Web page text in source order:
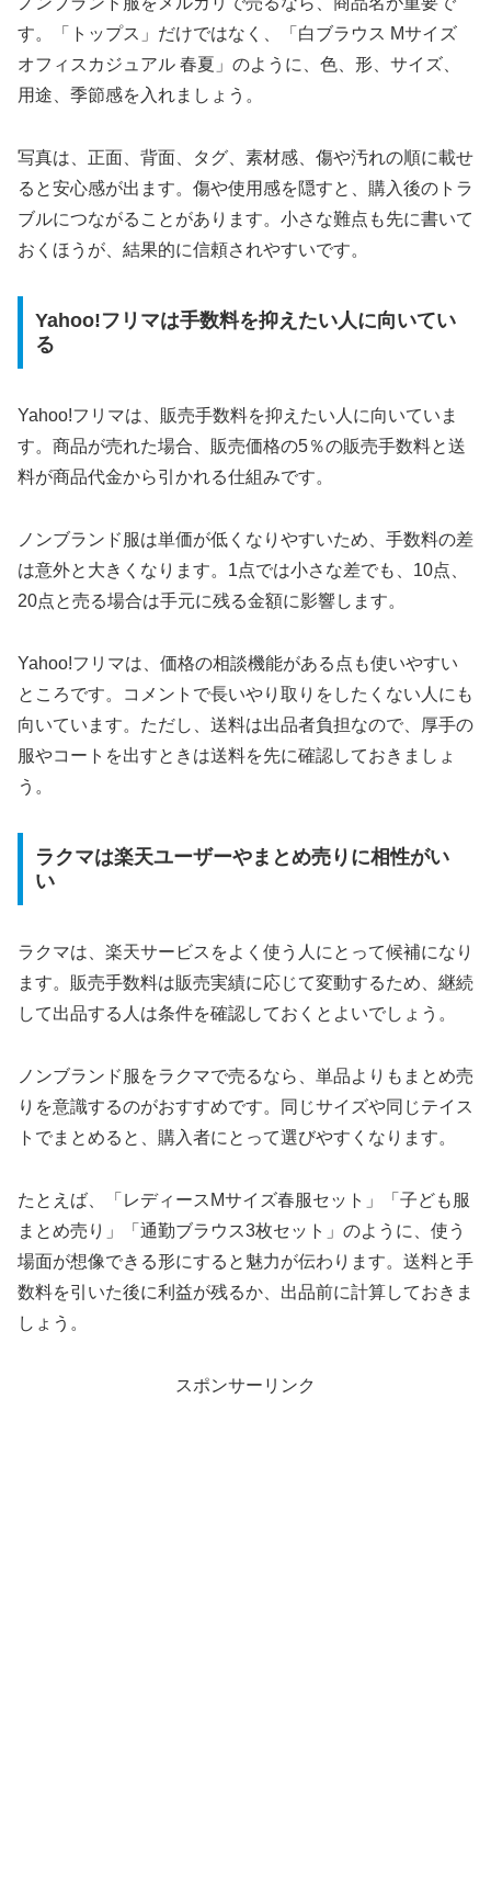
す。「トップス」だけではなく、「白ブラウス Mサイズ
オフィスカジュアル 春夏」のように、色、形、サイズ、
用途、季節感を入れましょう。
写真は、正面、背面、タグ、素材感、傷や汚れの順に載せ
ると安心感が出ます。傷や使用感を隠すと、購入後のトラ
ブルにつながることがあります。小さな難点も先に書いて
おくほうが、結果的に信頼されやすいです。
Yahoo!フリマは手数料を抑えたい人に向いてい
る
Yahoo!フリマは、販売手数料を抑えたい人に向いていま
す。商品が売れた場合、販売価格の5％の販売手数料と送
料が商品代金から引かれる仕組みです。
ノンブランド服は単価が低くなりやすいため、手数料の差
は意外と大きくなります。1点では小さな差でも、10点、
20点と売る場合は手元に残る金額に影響します。
Yahoo!フリマは、価格の相談機能がある点も使いやすい
ところです。コメントで長いやり取りをしたくない人にも
向いています。ただし、送料は出品者負担なので、厚手の
服やコートを出すときは送料を先に確認しておきましょ
う。
ラクマは楽天ユーザーやまとめ売りに相性がい
い
ラクマは、楽天サービスをよく使う人にとって候補になり
ます。販売手数料は販売実績に応じて変動するため、継続
して出品する人は条件を確認しておくとよいでしょう。
ノンブランド服をラクマで売るなら、単品よりもまとめ売
りを意識するのがおすすめです。同じサイズや同じテイス
トでまとめると、購入者にとって選びやすくなります。
たとえば、「レディースMサイズ春服セット」「子ども服
まとめ売り」「通勤ブラウス3枚セット」のように、使う
場面が想像できる形にすると魅力が伝わります。送料と手
数料を引いた後に利益が残るか、出品前に計算しておきま
しょう。
スポンサーリンク